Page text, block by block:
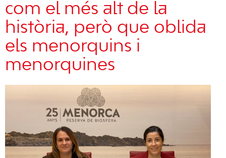
com el més alt de la
història, però que oblida
els menorquins i
menorquines